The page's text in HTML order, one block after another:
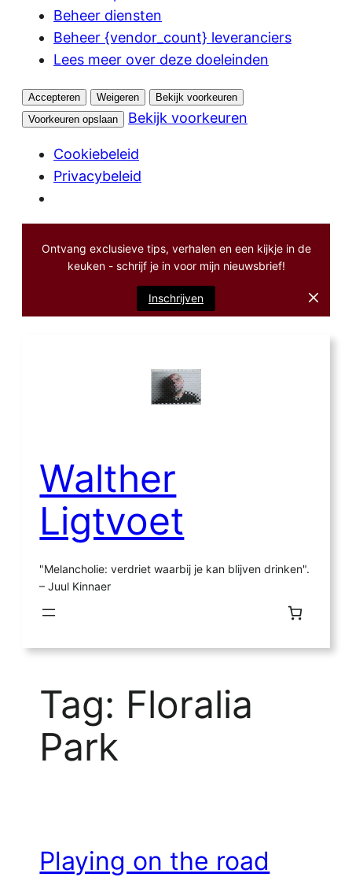
Beheer diensten
Beheer {vendor_count} leveranciers
Lees meer over deze doeleinden
Accepteren Weigeren
Bekijk voorkeuren
Voorkeuren opslaan
Bekijk voorkeuren
Cookiebeleid
Privacybeleid
Ontvang exclusieve tips, verhalen en een kijkje in de
keuken - schrijf je in voor mijn nieuwsbrief!
Inschrijven
Walther
Ligtvoet
"Melancholie: verdriet waarbij je kan blijven drinken".
– Juul Kinnaer
Tag: Floralia
Park
Playing on the road